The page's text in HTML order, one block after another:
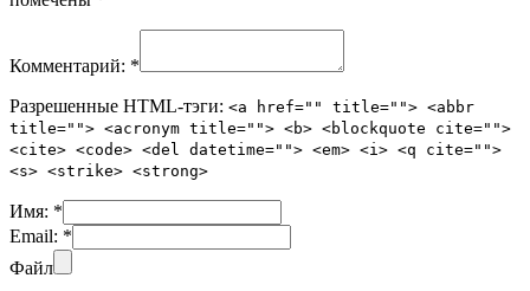
Комментарий: *
Разрешенные HTML-тэги: <a href="" title=""> <abbr
title=""> <acronym title=""> <b> <blockquote cite="">
<cite> <code> <del datetime=""> <em> <i> <q cite="">
<s> <strike> <strong>
Имя: *
Email: *
Файл